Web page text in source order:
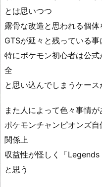
とは思いつつ
露骨な改造と思われる個
GTSが延々と残っている
特にポケモン初心者は公
全
と思い込んでしまうケー
また人によって色々事情
ポケモンチャンピオンズ
関係上
収益性が怪しく「
と思う